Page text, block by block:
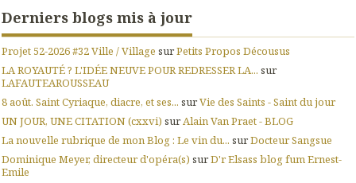
Derniers blogs mis à jour
Projet 52-2026 #32 Ville / Village surPetits Propos Décousus
LA ROYAUTÉ ? L'IDÉE NEUVE POUR REDRESSER LA... sur
LAFAUTEAROUSSEAU
8 août. Saint Cyriaque, diacre, et ses... surVie des Saints - Saint du jour
UN JOUR, UNE CITATION (cxxvi) surAlain Van Praet - BLOG
La nouvelle rubrique de mon Blog : Le vin du... surDocteur Sangsue
Dominique Meyer, directeur d'opéra(s) surD'r Elsass blog fum Ernest-
Emile